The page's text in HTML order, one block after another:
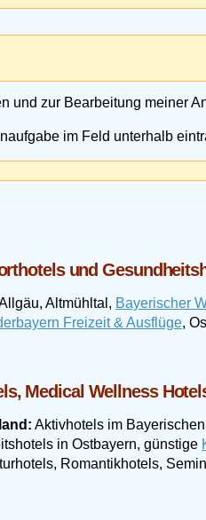
und zur Bearbeitung meiner
im Feld unterhalb
und
Altmühltal, Bayerischer
Freizeit & Ausflüge,
Medical Wellness
Aktivhotels im
in Ostbayern, günstige
Romantikhotels,